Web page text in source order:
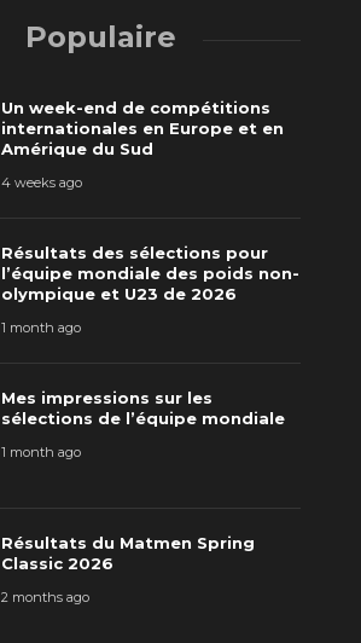
Populaire
Un week-end de compétitions
internationales en Europe et en
Amérique du Sud
4 weeks ago
Résultats des sélections pour
l’équipe mondiale des poids non-
olympique et U23 de 2026
1 month ago
Mes impressions sur les
sélections de l’équipe mondiale
1 month ago
Résultats du Matmen Spring
Classic 2026
2 months ago